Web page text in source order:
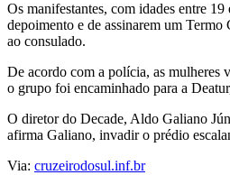
Os manifestantes, com idades entre
depoimento e de assinarem um
ao consulado.
De acordo com a polícia, as mulheres
o grupo foi encaminhado para a
O diretor do Decade, Aldo Galiano
afirma Galiano, invadir o prédio
Via: cruzeirodosul.inf.br